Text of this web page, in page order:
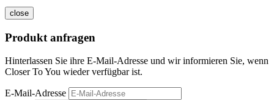
close
Produkt anfragen
Hinterlassen Sie ihre E-Mail-Adresse und wir informieren Sie, wenn
Closer To You wieder verfügbar ist.
E-Mail-Adresse